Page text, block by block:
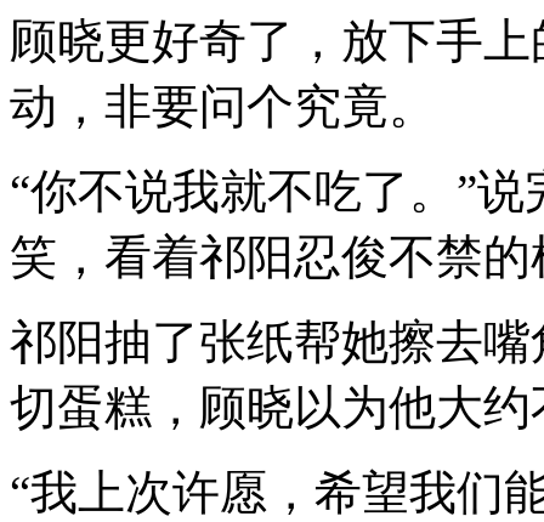
顾晓更好奇了，放下手
动，非要问个究竟。
“你不说我就不吃了。”
笑，看着祁阳忍俊不禁
祁阳抽了张纸帮她擦去
切蛋糕，顾晓以为他大
“我上次许愿，希望我们